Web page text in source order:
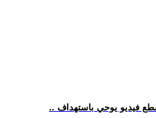
فيديو يوحي باستهداف